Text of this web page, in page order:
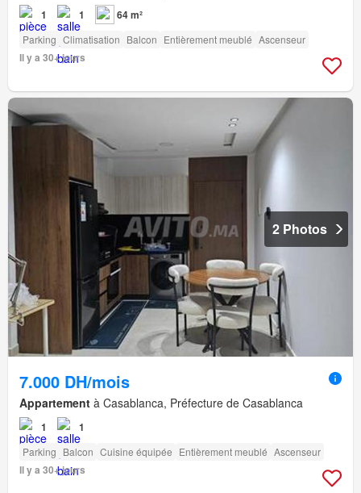
1 1 64 m²
Parking Climatisation Balcon Entièrement meublé Ascenseur
Il y a 30+ jours
2 Photos
7.000 DH/mois
Appartement à Casablanca, Préfecture de Casablanca
1 1
Parking Balcon Cuisine équipée Entièrement meublé Ascenseur
Il y a 30+ jours